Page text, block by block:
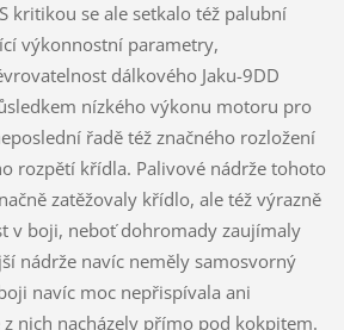
kritikou se ale setkalo též palubní
výkonnostní parametry,
dálkového Jaku-9DD
nízkého výkonu motoru pro
řadě též značného rozložení
rozpětí křídla. Palivové nádrže tohoto
zatěžovaly křídlo, ale též výrazně
v boji, neboť dohromady zaujímaly
nádrže navíc neměly samosvorný
navíc moc nepřispívala ani
z nich nacházely přímo pod kokpitem.